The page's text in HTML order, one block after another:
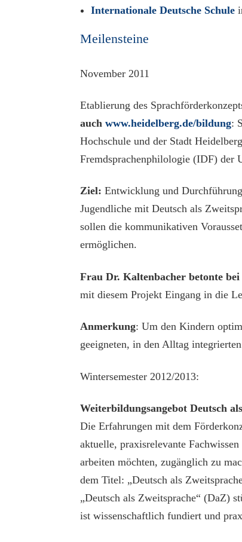
Internationale Deutsche Schule
Meilensteine
November 2011
Etablierung des
auchwww.heidelberg.de/bildung:
Hochschule und der Stadt
Fremdsprachenphilologie (IDF) der
Ziel: Entwicklung und
Jugendliche mit Deutsch als
sollen die kommunikativen
ermöglichen.
Frau Dr. Kaltenbacher betonte
mit diesem Projekt Eingang in die
Anmerkung: Um den Kindern
geeigneten, in den Alltag
Wintersemester 2012/2013:
Weiterbildungsangebot Deutsch
Die Erfahrungen mit dem
aktuelle, praxisrelevante
arbeiten möchten, zugänglich zu
dem Titel: „Deutsch als
„Deutsch als Zweitsprache“ (DaZ)
ist wissenschaftlich fundiert und